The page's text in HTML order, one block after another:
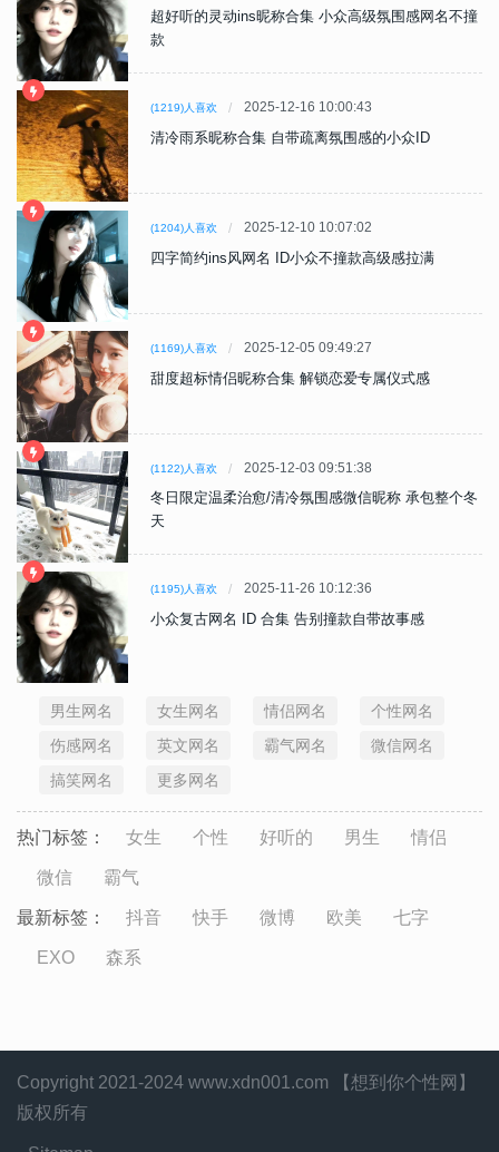
超好听的灵动ins昵称合集 小众高级氛围感网名不撞
款
(1219)人喜欢 2025-12-16 10:00:43
清冷雨系昵称合集 自带疏离氛围感的小众ID
(1204)人喜欢 2025-12-10 10:07:02
四字简约ins风网名 ID小众不撞款高级感拉满
(1169)人喜欢 2025-12-05 09:49:27
甜度超标情侣昵称合集 解锁恋爱专属仪式感
(1122)人喜欢 2025-12-03 09:51:38
冬日限定温柔治愈/清冷氛围感微信昵称 承包整个冬
天
(1195)人喜欢 2025-11-26 10:12:36
小众复古网名 ID 合集 告别撞款自带故事感
男生网名 女生网名 情侣网名
个性网名
伤感网名
英文网名 霸气网名
微信网名
搞笑网名
更多网名
热门标签： 女生 个性 好听的 男生 情侣
微信 霸气
最新标签： 抖音 快手 微博 欧美 七字
EXO 森系
Copyright 2021-2024 www.xdn001.com 【想到你个性网】
版权所有